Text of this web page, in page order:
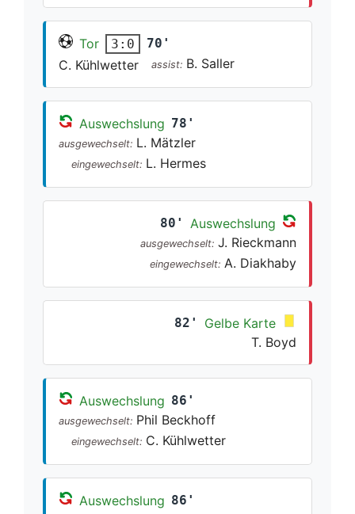
Tor 3:0 70'
C. Kühlwetter assist: B. Saller
Auswechslung 78'
ausgewechselt: L. Mätzler
eingewechselt: L. Hermes
80' Auswechslung
ausgewechselt: J. Rieckmann
eingewechselt: A. Diakhaby
82'
Gelbe Karte
T. Boyd
Auswechslung 86'
ausgewechselt: Phil Beckhoff
eingewechselt: C. Kühlwetter
Auswechslung 86'